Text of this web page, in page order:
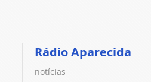
Rádio Aparecida
notícias